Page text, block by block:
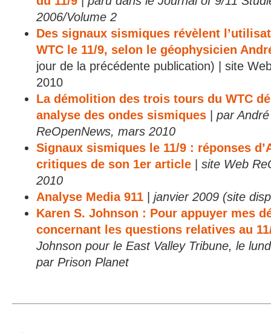
2006/Volume 2
Des signaux sismiques révèlent
WTC le 11/9, selon le géophysicien
jour de la précédente publication) | site
2010
La démolition des trois tours du WTC
analyse des ondes sismiques
par
ReOpenNews, mars 2010
Signaux sismiques le 11/9 : réponses
critiques de son 1er article
site Web
2010
Analyse Media 911
janvier 2009 (site
Karen S. Johnson : Pour appuyer mes
concernant les questions relatives au
Johnson pour le East Valley Tribune, le
par Prison Planet